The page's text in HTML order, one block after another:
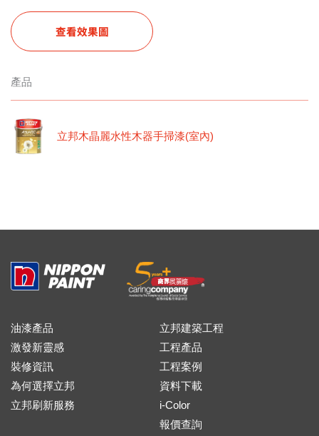
查看效果圖
產品
立邦木晶麗水性木器手掃漆(室內)
油漆產品
激發新靈感
裝修資訊
為何選擇立邦
立邦刷新服務
立邦建築工程
工程產品
工程案例
資料下載
i-Color
報價查詢